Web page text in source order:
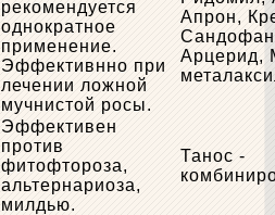
рекомендуется
однократное
применение.
Эффективнно при
лечении ложной
мучнистой росы.
Апрон,
Арцерид,
Эффективен
против
фитофтороза,
альтернариоза,
милдью.
Танос -